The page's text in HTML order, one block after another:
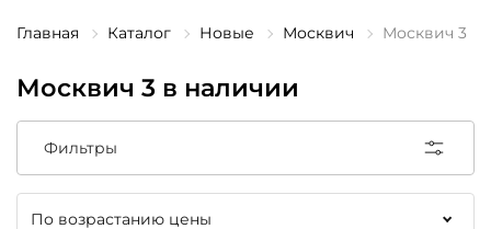
Главная Каталог Новые Москвич Москвич 3
Москвич 3 в наличии
Фильтры